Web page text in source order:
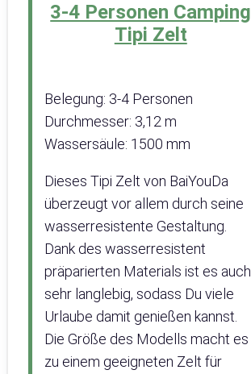
3-4 Personen Camping
Tipi Zelt
Belegung: 3-4 Personen
Durchmesser: 3,12 m
Wassersäule: 1500 mm
Dieses Tipi Zelt von BaiYouDa
überzeugt vor allem durch seine
wasserresistente Gestaltung.
Dank des wasserresistent
präparierten Materials ist es auch
sehr langlebig, sodass Du viele
Urlaube damit genießen kannst.
Die Größe des Modells macht es
zu einem geeigneten Zelt für